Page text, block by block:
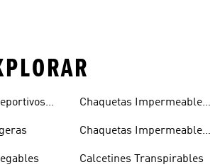
Chaquetas Impermeables
Chaquetas Impermeables
Calcetines Transpirables